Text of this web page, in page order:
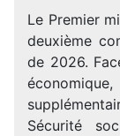
Le Premier
deuxième
de 2026.
Sécurité